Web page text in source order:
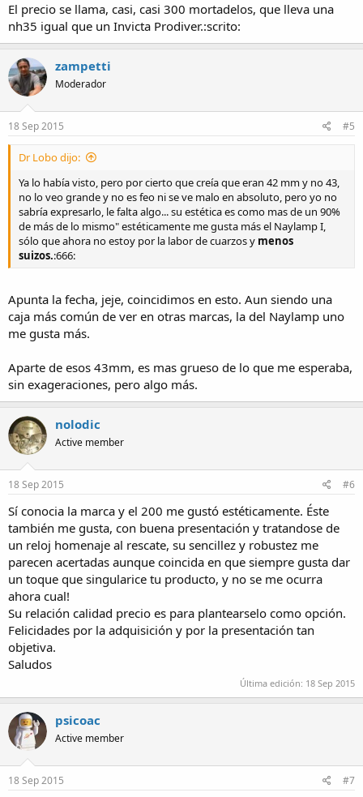
El precio se llama, casi, casi 300 mortadelos, que lleva una
nh35 igual que un Invicta Prodiver.:scrito:
zampetti
Moderador
18 Sep 2015 #5
Dr Lobo dijo:
Ya lo había visto, pero por cierto que creía que eran 42 mm y no 43,
no lo veo grande y no es feo ni se ve malo en absoluto, pero yo no
sabría expresarlo, le falta algo... su estética es como mas de un 90%
de más de lo mismo" estéticamente me gusta más el Naylamp I,
sólo que ahora no estoy por la labor de cuarzos y menos
suizos.:666:
Apunta la fecha, jeje, coincidimos en esto. Aun siendo una
caja más común de ver en otras marcas, la del Naylamp uno
me gusta más.
Aparte de esos 43mm, es mas grueso de lo que me esperaba,
sin exageraciones, pero algo más.
nolodic
Active member
18 Sep 2015 #6
Sí conocia la marca y el 200 me gustó estéticamente. Éste
también me gusta, con buena presentación y tratandose de
un reloj homenaje al rescate, su sencillez y robustez me
parecen acertadas aunque coincida en que siempre gusta dar
un toque que singularice tu producto, y no se me ocurra
ahora cual!
Su relación calidad precio es para plantearselo como opción.
Felicidades por la adquisición y por la presentación tan
objetiva.
Saludos
Última edición: 18 Sep 2015
psicoac
Active member
18 Sep 2015 #7